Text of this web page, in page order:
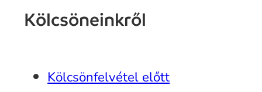
Kölcsöneinkről
Kölcsönfelvétel előtt